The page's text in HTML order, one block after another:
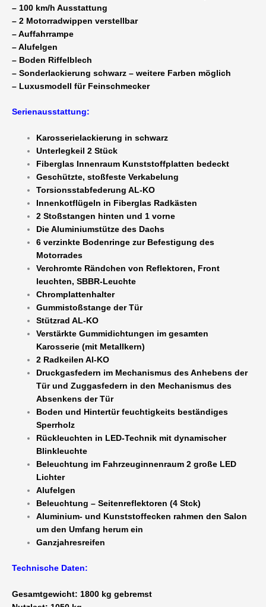
– 100 km/h Ausstattung
– 2 Motorradwippen verstellbar
– Auffahrrampe
– Alufelgen
– Boden Riffelblech
– Sonderlackierung schwarz – weitere Farben möglich
– Luxusmodell für Feinschmecker
Serienausstattung:
Karosserielackierung in schwarz
Unterlegkeil 2 Stück
Fiberglas Innenraum Kunststoffplatten bedeckt
Geschützte, stoßfeste Verkabelung
Torsionsstabfederung AL-KO
Innenkotflügeln in Fiberglas Radkästen
2 Stoßstangen hinten und 1 vorne
Die Aluminiumstütze des Dachs
6 verzinkte Bodenringe zur Befestigung des
Motorrades
Verchromte Rändchen von Reflektoren, Front
leuchten, SBBR-Leuchte
Chromplattenhalter
Gummistoßstange der Tür
Stützrad AL-KO
Verstärkte Gummidichtungen im gesamten
Karosserie (mit Metallkern)
2 Radkeilen Al-KO
Druckgasfedern im Mechanismus des Anhebens der
Tür und Zuggasfedern in den Mechanismus des
Absenkens der Tür
Boden und Hintertür feuchtigkeits beständiges
Sperrholz
Rückleuchten in LED-Technik mit dynamischer
Blinkleuchte
Beleuchtung im Fahrzeuginnenraum 2 große LED
Lichter
Alufelgen
Beleuchtung – Seitenreflektoren (4 Stck)
Aluminium- und Kunststoffecken rahmen den Salon
um den Umfang herum ein
Ganzjahresreifen
Technische Daten:
Gesamtgewicht: 1800 kg gebremst